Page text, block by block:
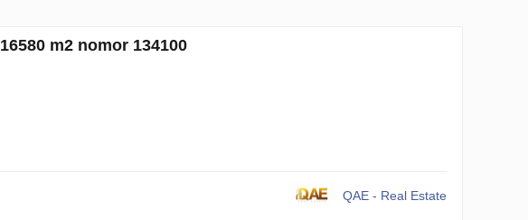
m2 nomor 134100
QAE - Real Estate